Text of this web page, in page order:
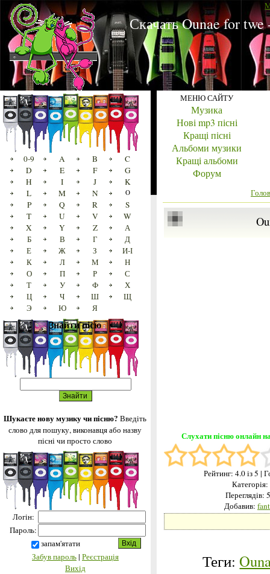
Скачать Ounae for
0-9 A B
C
D
E F
G
H
I J
K
L
M N O
P Q R
S
T
U V
W
X
Y Z
А
Б
В Г
Д
Е
Ж З
И-І
К
Л М
Н
О
П Р
С
Т
У Ф
Х
Ц
Ч Ш
Щ
Э
Ю Я
Знайти пісю
Шукаєте нову музику чи пісню? Введіть
слово для пошуку, виконавця або назву
пісні чи просто слово
Логін:
Пароль:
запам'ятати
Забув пароль| Реєстрація
Вихід
МЕНЮ САЙТУ
Музика
Нові mp3 пісні
Кращі пісні
Альбоми музики
Кращі альбоми
Форум
Слухати пісню онлайн
Рейтинг:4.0із 5|
Категорія:
Переглядів:
Добавив:
Теги: